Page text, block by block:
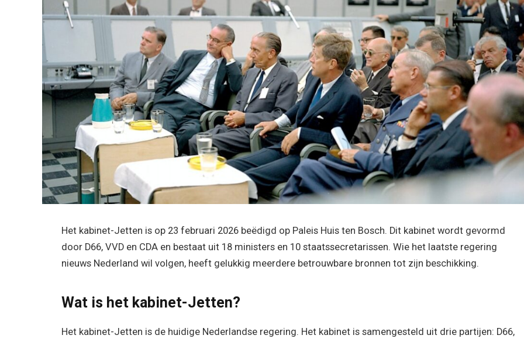
Het kabinet-Jetten is op 23 februari 2026 beëdigd op Paleis Huis ten Bosch. Dit kabinet wordt gevormd
door D66, VVD en CDA en bestaat uit 18 ministers en 10 staatssecretarissen. Wie het laatste regering
nieuws Nederland wil volgen, heeft gelukkig meerdere betrouwbare bronnen tot zijn beschikking.
Wat is het kabinet-Jetten?
Het kabinet-Jetten is de huidige Nederlandse regering. Het kabinet is samengesteld uit drie partijen: D66,